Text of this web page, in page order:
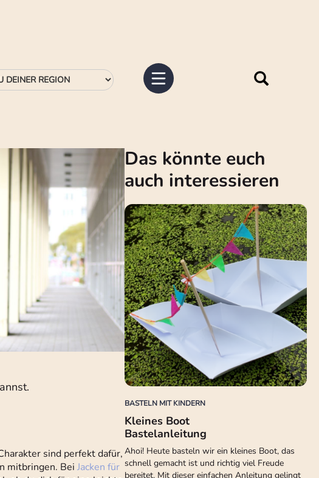
sind perfekt dafür,
mitbringen. Bei Jacken für
Das könnte euch
auch interessieren
BASTELN MIT KINDERN
Kleines Boot
Bastelanleitung
Ahoi! Heute basteln wir ein kleines Boot, das
schnell gemacht ist und richtig viel Freude
bereitet. Mit dieser einfachen Anleitung gelingt